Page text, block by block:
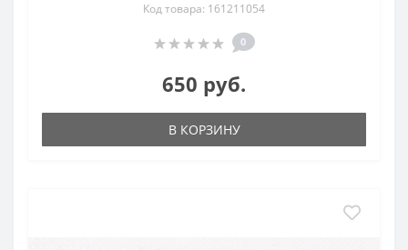
Код товара: 161211054
0
650 руб.
В КОРЗИНУ